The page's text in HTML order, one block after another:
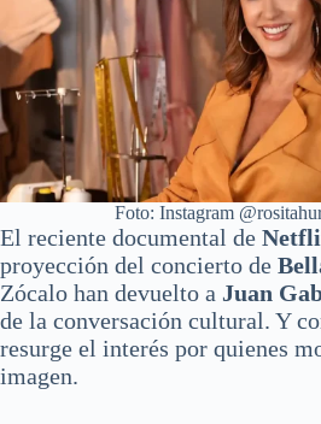
Foto: Instagram
El reciente documental de
proyección del concierto de
Zócalo han devuelto a Juan
de la conversación cultural. Y
resurge el interés por quienes
imagen.